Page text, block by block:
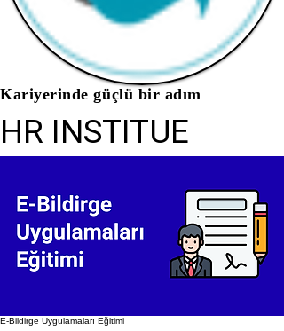
Kariyerinde güçlü bir adım
HR INSTITUE
E-Bildirge Uygulamaları Eğitimi